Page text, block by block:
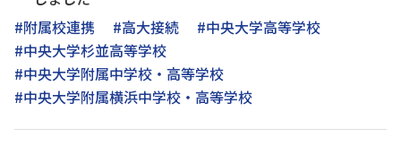
#附属校連携
#高大接続
#中央大学高等学校
#中央大学杉並高等学校
#中央大学附属中学校・高等学校
#中央大学附属横浜中学校・高等学校